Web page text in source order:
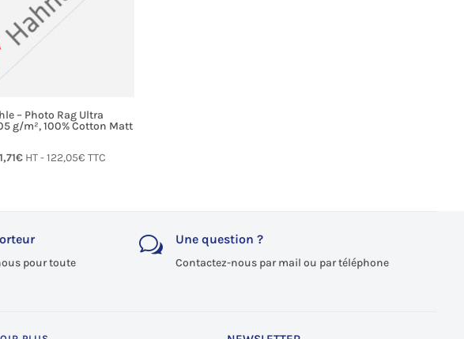
– Photo Rag Ultra
g/m², 100% Cotton Matt
€Le
HT -122,05€ TTC
pour toute
w Une question ?
Contactez-nous par mail ou par téléphone